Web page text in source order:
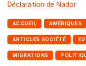
ACCUEIL AMÉRIQUES
ARTICLES SOCIÉTÉ
MIGRATIONS